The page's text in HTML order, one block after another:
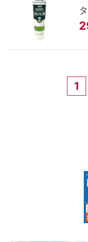
1